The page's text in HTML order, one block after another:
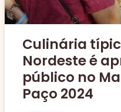
Culinária
Nordeste é
público no
Paço 2024